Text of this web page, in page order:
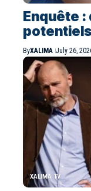
Enquête :
ByXALIMA July 26,
XALIMA TV